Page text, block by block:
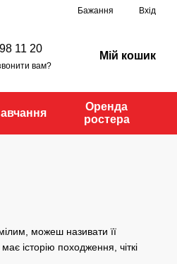
Бажання Вхід
11 20
вам?
Мій кошик
Оренда
ростера
можеш називати її
історію походження, чіткі